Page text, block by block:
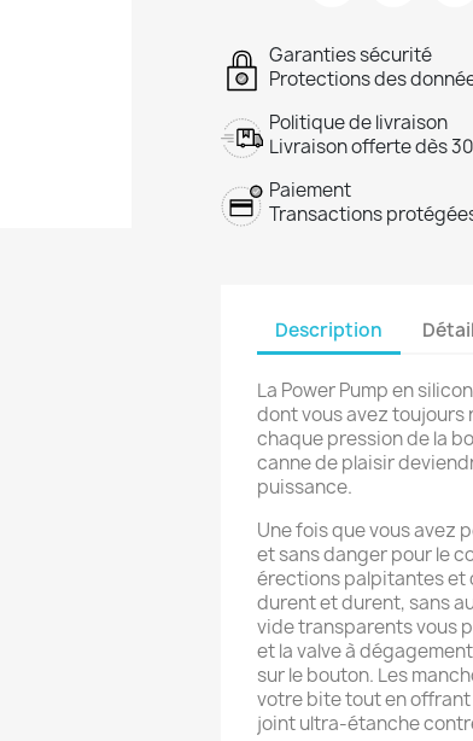
Garanties sécurité
Protections des
Politique de livraison
Livraison offerte dès
Paiement
Transactions
Description
La Power Pump en
dont vous avez toujours
chaque pression de la
canne de plaisir
puissance.
Une fois que vous avez
et sans danger pour le
érections palpitantes et
durent et durent, sans
vide transparents vous
et la valve à
sur le bouton. Les
votre bite tout en
joint ultra-étanche